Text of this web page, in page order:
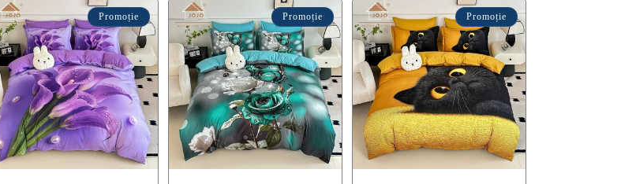
Promoție Promoție Promoție